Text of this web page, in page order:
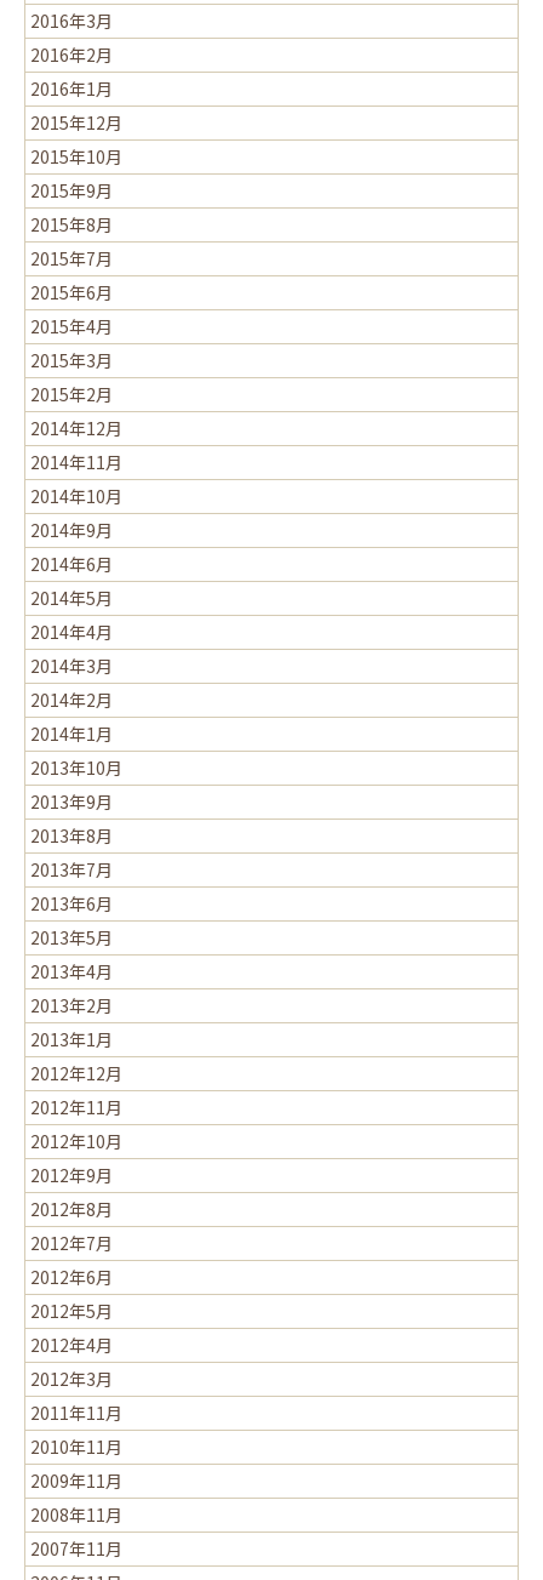
2016年3月
2016年2月
2016年1月
2015年12月
2015年10月
2015年9月
2015年8月
2015年7月
2015年6月
2015年4月
2015年3月
2015年2月
2014年12月
2014年11月
2014年10月
2014年9月
2014年6月
2014年5月
2014年4月
2014年3月
2014年2月
2014年1月
2013年10月
2013年9月
2013年8月
2013年7月
2013年6月
2013年5月
2013年4月
2013年2月
2013年1月
2012年12月
2012年11月
2012年10月
2012年9月
2012年8月
2012年7月
2012年6月
2012年5月
2012年4月
2012年3月
2011年11月
2010年11月
2009年11月
2008年11月
2007年11月